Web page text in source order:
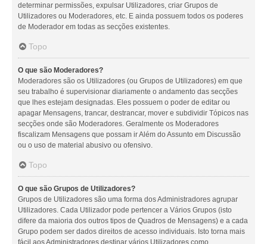
determinar permissões, expulsar Utilizadores, criar Grupos de
Utilizadores ou Moderadores, etc. E ainda possuem todos os poderes
de Moderador em todas as secções existentes.
Topo
O que são Moderadores?
Moderadores são os Utilizadores (ou Grupos de Utilizadores) em que
seu trabalho é supervisionar diariamente o andamento das secções
que lhes estejam designadas. Eles possuem o poder de editar ou
apagar Mensagens, trancar, destrancar, mover e subdividir Tópicos nas
secções onde são Moderadores. Geralmente os Moderadores
fiscalizam Mensagens que possam ir Além do Assunto em Discussão
ou o uso de material abusivo ou ofensivo.
Topo
O que são Grupos de Utilizadores?
Grupos de Utilizadores são uma forma dos Administradores agrupar
Utilizadores. Cada Utilizador pode pertencer a Vários Grupos (isto
difere da maioria dos outros tipos de Quadros de Mensagens) e a cada
Grupo podem ser dados direitos de acesso individuais. Isto torna mais
fácil aos Administradores destinar vários Utilizadores como